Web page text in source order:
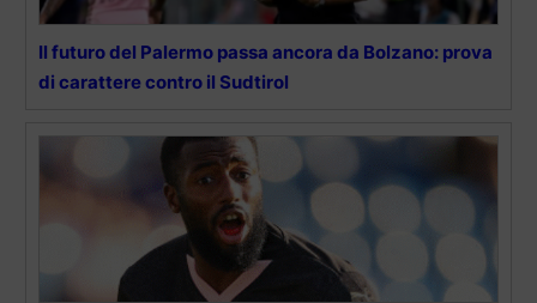
Il futuro del Palermo passa ancora da Bolzano: prova
di carattere contro il Sudtirol